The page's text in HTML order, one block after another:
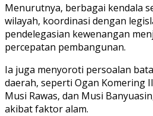
Menurutnya, berbagai kendala
wilayah, koordinasi dengan
pendelegasian kewenangan
percepatan pembangunan.
Ia juga menyoroti persoalan
daerah, seperti Ogan Komering
Musi Rawas, dan Musi
akibat faktor alam.